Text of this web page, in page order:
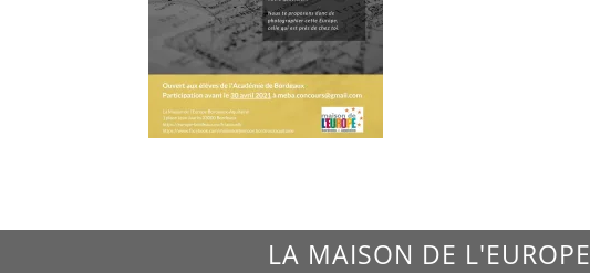
LA MAISON DE L'EUROPE